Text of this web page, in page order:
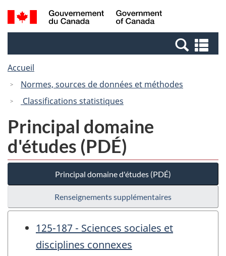
Passer
au
Passer
à
Canada
Recherche
et
et
Accueil
Normes, sources de données et méthodes
Classifications statistiques
Principal domaine
d'études (PDÉ)
Principal domaine d'études (PDÉ)
Renseignements supplémentaires
125-187 - Sciences sociales et
disciplines connexes